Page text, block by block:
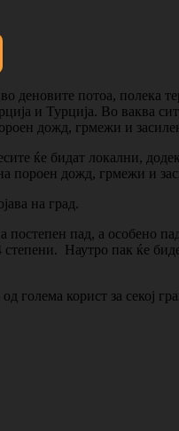
потоа, полека
и Турција. Во ваква
дожд, грмежи и
ќе бидат локални,
пороен дожд, грмежи и
на град.
постепен пад, а особено
степени. Наутро пак ќе
голема корист за секој